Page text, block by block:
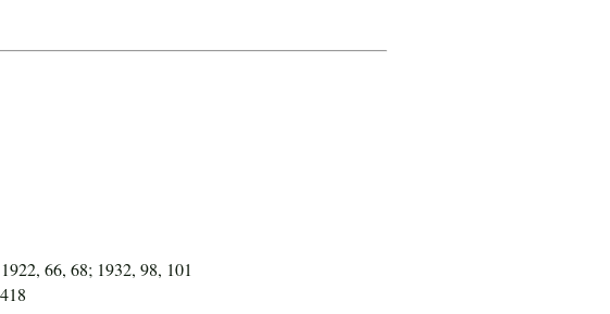
66, 68; 1932, 98, 101